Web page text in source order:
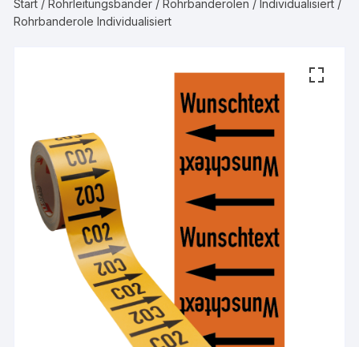
Start /Rohrleitungsbänder /Rohrbanderolen /Individualisiert /
Rohrbanderole Individualisiert